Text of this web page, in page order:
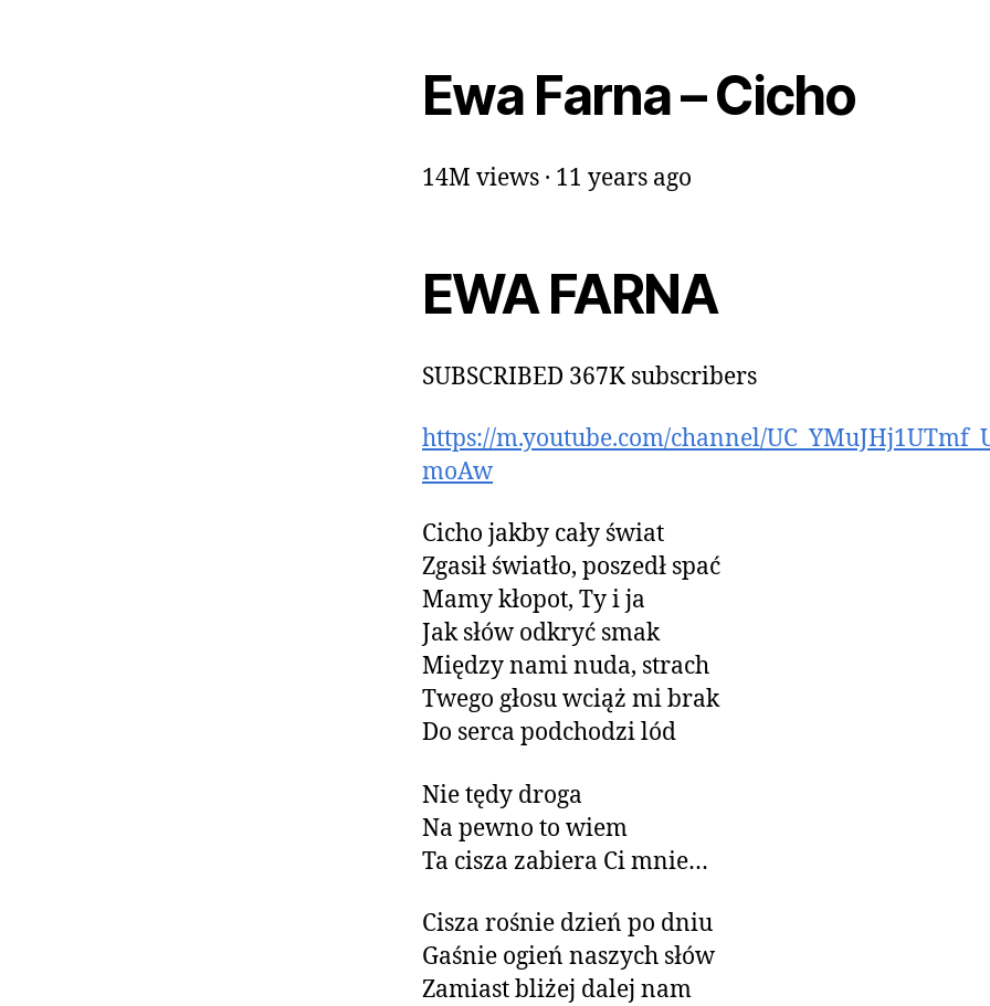
Ewa Farna – Cicho
14M views · 11 years ago
EWA FARNA
SUBSCRIBED 367K subscribers
https://m.youtube.com/channel/
moAw
Cicho jakby cały świat
Zgasił światło, poszedł spać
Mamy kłopot, Ty i ja
Jak słów odkryć smak
Między nami nuda, strach
Twego głosu wciąż mi brak
Do serca podchodzi lód
Nie tędy droga
Na pewno to wiem
Ta cisza zabiera Ci mnie…
Cisza rośnie dzień po dniu
Gaśnie ogień naszych słów
Zamiast bliżej dalej nam